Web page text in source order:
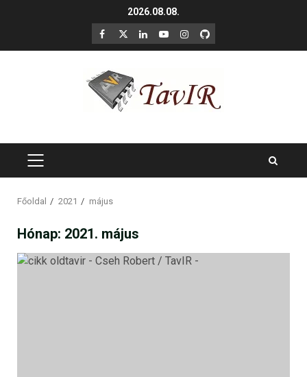
2026.08.08.
F X LinkedIn
YouTubeInstagram
GitHub
PRIMARY
Főoldal 2021 május
Hónap: 2021. május